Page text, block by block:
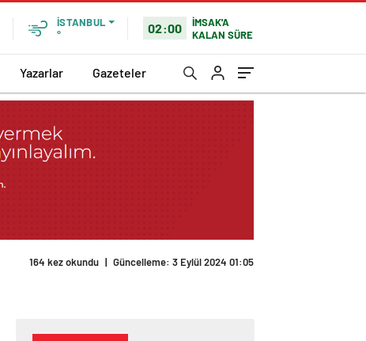
İSTANBUL
°
02:00
İMSAK'A
KALAN SÜRE
Yazarlar Gazeteler
164 kez okundu | Güncelleme: 3 Eylül 2024 01:05